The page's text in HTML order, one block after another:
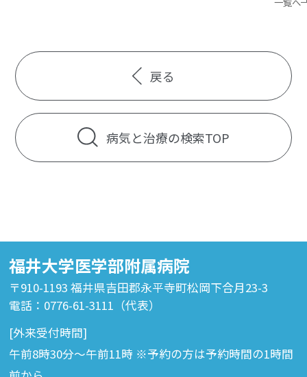
戻る
病気と治療の検索TOP
福井大学医学部附属病院
〒910-1193 福井県吉田郡永平寺町松岡下合月23-3
電話：0776-61-3111（代表）
[外来受付時間]
午前8時30分～午前11時 ※予約の方は予約時間の1時間